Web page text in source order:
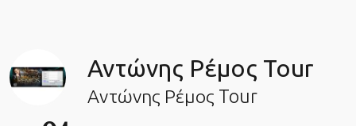
Αντώνης Ρέμος Tour
Αντώνης Ρέμος Tour